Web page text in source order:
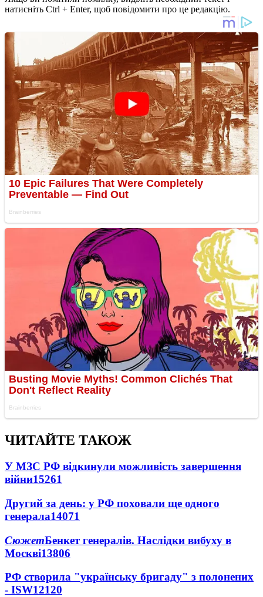
натисніть Ctrl + Enter, щоб повідомити про це редакцію.
ЧИТАЙТЕ ТАКОЖ
У МЗС РФ відкинули можливість завершення
війни15261
Другий за день: у РФ поховали ще одного
генерала14071
СюжетБенкет генералів. Наслідки вибуху в
Москві13806
РФ створила "українську бригаду" з полонених
- ISW12120